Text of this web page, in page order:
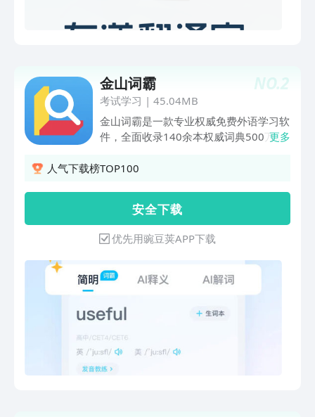
语、葡萄牙语、越南语等。 AR翻译：实
头取词和拍照翻译功能，一拍即译，无需
手动输入便可快速翻译英语、日语等多种
语言，满足出国翻译、旅行翻译、旅游购
物翻译、英语学习翻译等需求。 文本翻
译：输入文本即可翻译，支持107种语言
翻译。 表情翻译：逗趣的表情翻译，让
NO.2
金山词霸
考试学习 | 45.04MB
金山词霸是一款专业权威免费外语学习软
件，全面收录140余本权威词典500万条
译，为用户提供听力、阅读、口语全方位
语就用金山词霸，听、说、读、写，你想
要的全在这，22年国民英语学习词典，
数亿用户都在用！ 应用介绍： ——权威
词典 收录140余本权威词典，500万条双
语例句，单词词义解释专业准确，真人发
音，满足小学初中高中四六级考研雅思托
福商务英语人的学习翻译考试需求。
——海量词汇 内含超大量词库，海量汉
英、英汉词汇、近义词反义词相关词、双
语例句，满足学习、翻译、考试需求。
——翻译方便 支持拍照翻译、图片翻
更多
人气下载榜TOP100
安 全 下 载
优先用豌豆荚APP下载